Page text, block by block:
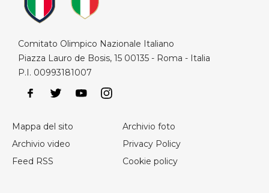
Comitato Olimpico Nazionale Italiano
Piazza Lauro de Bosis, 15 00135 - Roma - Italia
P.I. 00993181007
Mappa del sito
Archivio foto
Archivio video
Privacy Policy
Feed RSS
Cookie policy